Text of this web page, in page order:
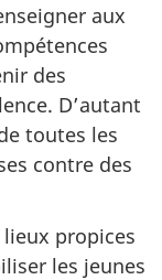
aux
des
D’autant
toutes les
contre des
propices
les jeunes